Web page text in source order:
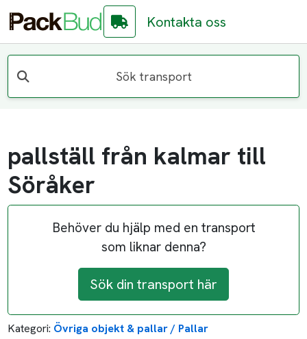
Kontakta oss
Sök transport
pallställ från kalmar till
Söråker
Behöver du hjälp med en transport
som liknar denna?
Sök din transport här
Kategori: Övriga objekt & pallar / Pallar